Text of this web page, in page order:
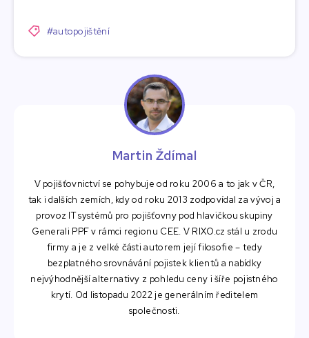
#autopojištění
Martin Ždímal
V pojišťovnictví se pohybuje od roku 2006 a to jak v ČR,
tak i dalších zemích, kdy od roku 2013 zodpovídal za vývoj a
provoz IT systémů pro pojišťovny pod hlavičkou skupiny
Generali PPF v rámci regionu CEE. V RIXO.cz stál u zrodu
firmy a je z velké části autorem její filosofie – tedy
bezplatného srovnávání pojistek klientů a nabídky
nejvýhodnější alternativy z pohledu ceny i šíře pojistného
krytí. Od listopadu 2022 je generálním ředitelem
společnosti.